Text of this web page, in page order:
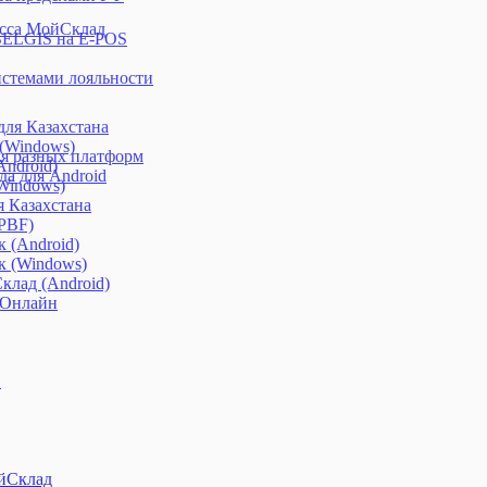
на E-POS
лояльности
разных платформ
для Android
МойСклад
Казахстана
(Android)
(Windows)
(Android)